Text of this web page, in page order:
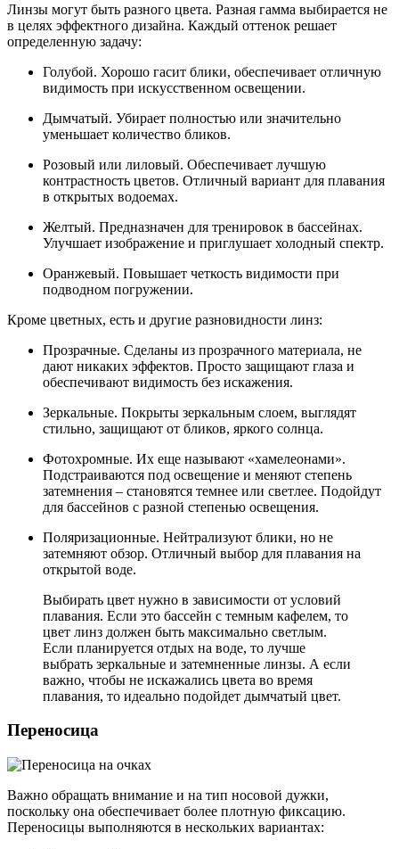
Линзы могут быть разного цвета. Разная гамма выбирается не
в целях эффектного дизайна. Каждый оттенок решает
определенную задачу:
Голубой. Хорошо гасит блики, обеспечивает отличную
видимость при искусственном освещении.
Дымчатый. Убирает полностью или значительно
уменьшает количество бликов.
Розовый или лиловый. Обеспечивает лучшую
контрастность цветов. Отличный вариант для плавания
в открытых водоемах.
Желтый. Предназначен для тренировок в бассейнах.
Улучшает изображение и приглушает холодный спектр.
Оранжевый. Повышает четкость видимости при
подводном погружении.
Кроме цветных, есть и другие разновидности линз:
Прозрачные. Сделаны из прозрачного материала, не
дают никаких эффектов. Просто защищают глаза и
обеспечивают видимость без искажения.
Зеркальные. Покрыты зеркальным слоем, выглядят
стильно, защищают от бликов, яркого солнца.
Фотохромные. Их еще называют «хамелеонами».
Подстраиваются под освещение и меняют степень
затемнения – становятся темнее или светлее. Подойдут
для бассейнов с разной степенью освещения.
Поляризационные. Нейтрализуют блики, но не
затемняют обзор. Отличный выбор для плавания на
открытой воде.
Выбирать цвет нужно в зависимости от условий
плавания. Если это бассейн с темным кафелем, то
цвет линз должен быть максимально светлым.
Если планируется отдых на воде, то лучше
выбрать зеркальные и затемненные линзы. А если
важно, чтобы не искажались цвета во время
плавания, то идеально подойдет дымчатый цвет.
Переносица
Важно обращать внимание и на тип носовой дужки,
поскольку она обеспечивает более плотную фиксацию.
Переносицы выполняются в нескольких вариантах: